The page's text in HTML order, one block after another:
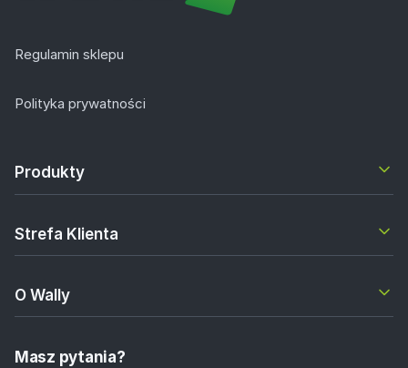
Regulamin sklepu
Polityka prywatności
Produkty
Strefa Klienta
O Wally
Masz pytania?